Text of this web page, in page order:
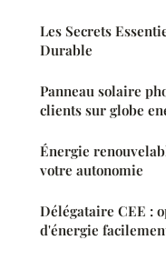
Les Secrets
Durable
Panneau solaire
clients sur globe
Énergie
votre autonomie
Délégataire CEE :
d'énergie